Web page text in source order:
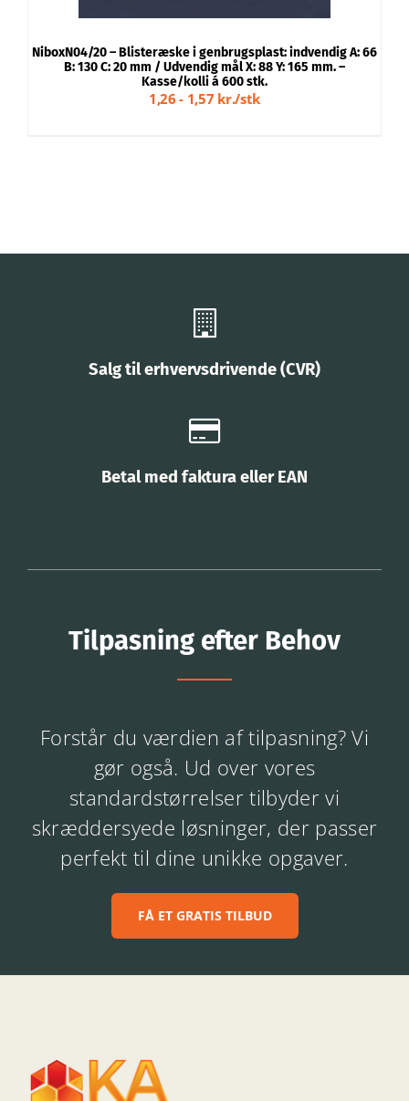
NiboxN04/20 – Blisteræske i genbrugsplast: indvendig A: 66
B: 130 C: 20 mm / Udvendig mål X: 88 Y: 165 mm. –
Kasse/kolli á 600 stk.
1,26 - 1,57 kr./stk
Salg til erhvervsdrivende (CVR)
Betal med faktura eller EAN
Tilpasning efter Behov
Forstår du værdien af tilpasning? Vi
gør også. Ud over vores
standardstørrelser tilbyder vi
skræddersyede løsninger, der passer
perfekt til dine unikke opgaver.
FÅ ET GRATIS TILBUD